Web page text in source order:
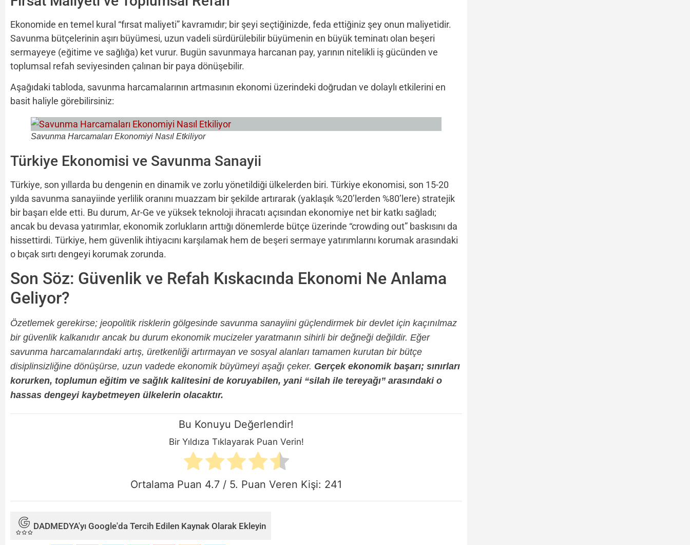
Ekonomide en temel kural “fırsat maliyeti” kavramıdır; bir şeyi seçtiğinizde, feda ettiğiniz şey onun maliyetidir.
Savunma bütçelerinin aşırı büyümesi, uzun vadeli sürdürülebilir büyümenin en büyük teminatı olan beşeri
sermayeye (eğitime ve sağlığa) ket vurur. Bugün savunmaya harcanan pay, yarının nitelikli iş gücünden ve
toplumsal refah seviyesinden çalınan bir paya dönüşebilir.
Aşağıdaki tabloda, savunma harcamalarının artmasının ekonomi üzerindeki doğrudan ve dolaylı etkilerini en
basit haliyle görebilirsiniz:
Savunma Harcamaları Ekonomiyi Nasıl Etkiliyor
Türkiye Ekonomisi ve Savunma Sanayii
Türkiye, son yıllarda bu dengenin en dinamik ve zorlu yönetildiği ülkelerden biri. Türkiye ekonomisi, son 15-20
yılda savunma sanayiinde yerlilik oranını muazzam bir şekilde artırarak (yaklaşık %20’lerden %80’lere) stratejik
bir başarı elde etti. Bu durum, Ar-Ge ve yüksek teknoloji ihracatı açısından ekonomiye net bir katkı sağladı;
ancak bu devasa yatırımlar, ekonomik zorlukların arttığı dönemlerde bütçe üzerinde “crowding out” baskısını da
hissettirdi. Türkiye, hem güvenlik ihtiyacını karşılamak hem de beşeri sermaye yatırımlarını korumak arasındaki
o bıçak sırtı dengeyi korumak zorunda.
Son Söz: Güvenlik ve Refah Kıskacında Ekonomi Ne Anlama
Geliyor?
Özetlemek gerekirse; jeopolitik risklerin gölgesinde savunma sanayiini güçlendirmek bir devlet için kaçınılmaz
bir güvenlik kalkanıdır ancak bu durum ekonomik mucizeler yaratmanın sihirli bir değneği değildir. Eğer
savunma harcamalarındaki artış, üretkenliği artırmayan ve sosyal alanları tamamen kurutan bir bütçe
disiplinsizliğine dönüşürse, uzun vadede ekonomik büyümeyi aşağı çeker. Gerçek ekonomik başarı; sınırları
korurken, toplumun eğitim ve sağlık kalitesini de koruyabilen, yani “silah ile tereyağı” arasındaki o
hassas dengeyi kaybetmeyen ülkelerin olacaktır.
Bu Konuyu Değerlendir!
Bir Yıldıza Tıklayarak Puan Verin!
Ortalama Puan 4.7 / 5. Puan Veren Kişi: 241
DADMEDYA'yı Google'da Tercih Edilen Kaynak Olarak Ekleyin